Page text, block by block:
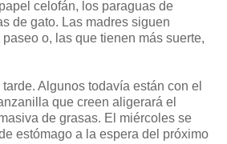
celofán, los paraguas de
de gato. Las madres siguen
o, las que tienen más suerte,
Algunos todavía están con el
que creen aligerará el
de grasas. El miércoles se
estómago a la espera del próximo